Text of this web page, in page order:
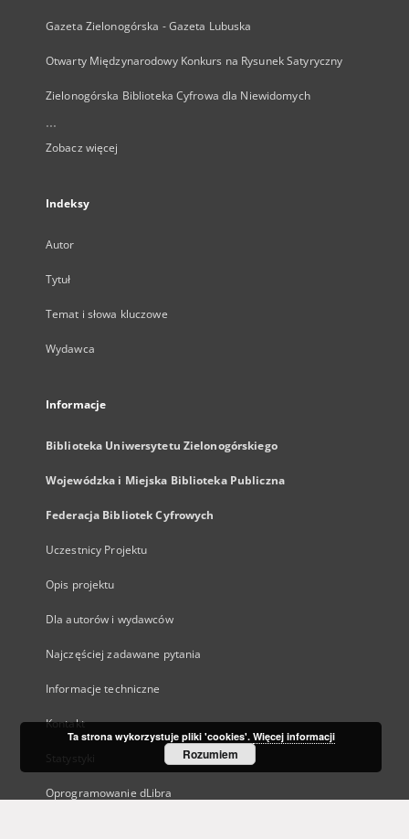
Gazeta Zielonogórska - Gazeta Lubuska
Otwarty Międzynarodowy Konkurs na Rysunek Satyryczny
Zielonogórska Biblioteka Cyfrowa dla Niewidomych
...
Zobacz więcej
Indeksy
Autor
Tytuł
Temat i słowa kluczowe
Wydawca
Informacje
Biblioteka Uniwersytetu Zielonogórskiego
Wojewódzka i Miejska Biblioteka Publiczna
Federacja Bibliotek Cyfrowych
Uczestnicy Projektu
Opis projektu
Dla autorów i wydawców
Najczęściej zadawane pytania
Informacje techniczne
Kontakt
Statystyki
Oprogramowanie dLibra
Ta strona wykorzystuje pliki 'cookies'. Więcej informacji
Rozumiem